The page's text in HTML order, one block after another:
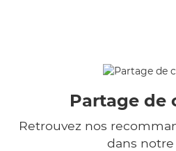
Partage de
Retrouvez nos
dans